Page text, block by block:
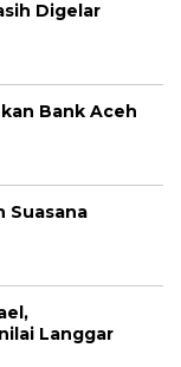
Digelar
Bank Aceh
Suasana
Langgar